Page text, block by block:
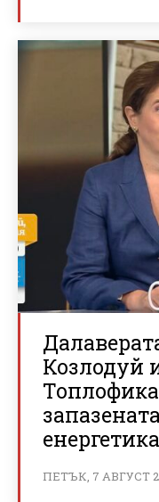
Козлодуй
ПЕТЪК, 7 АВГУСТ